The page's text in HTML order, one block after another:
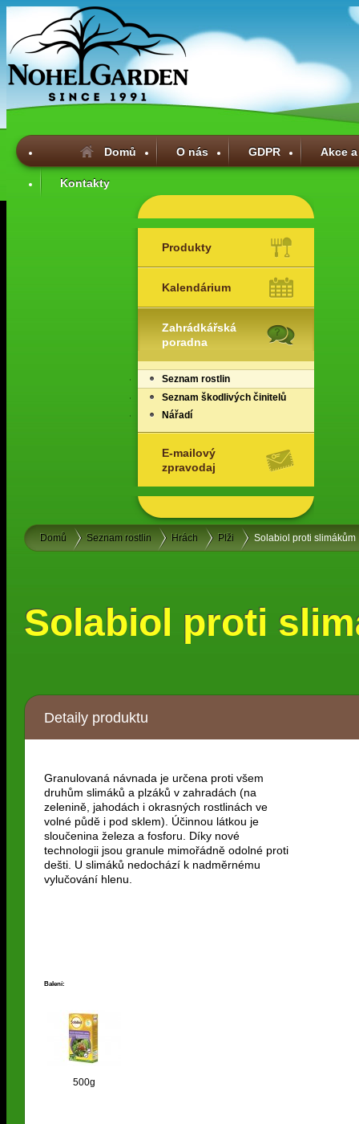
Domů O nás GDPR Akce
Kontakty
Produkty
Kalendárium
Zahrádkářská
poradna
Seznam rostlin
Seznam škodlivých činitelů
Nářadí
E-mailový
zpravodaj
Domů Seznam rostlin Hrách Plži Solabiol proti slimákům
Solabiol proti
Detaily produktu
Granulovaná návnada je určena proti všem
druhům slimáků a plzáků v zahradách (na
zelenině, jahodách i okrasných rostlinách ve
volné půdě i pod sklem). Účinnou látkou je
sloučenina železa a fosforu. Díky nové
technologii jsou granule mimořádně odolné proti
dešti. U slimáků nedochází k nadměrnému
vylučování hlenu.
Balení:
500g